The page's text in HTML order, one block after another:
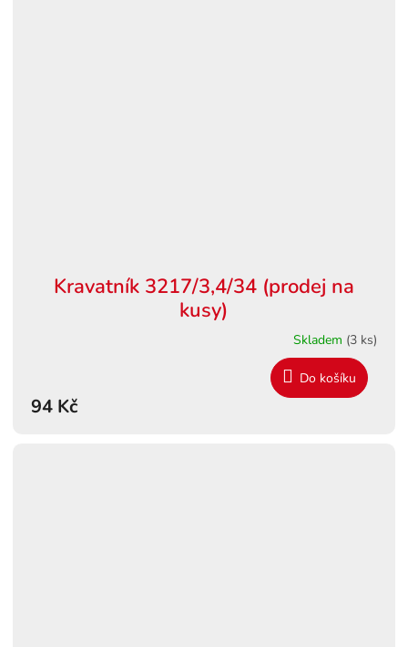
Kravatník 3217/3,4/34 (prodej na
kusy)
Skladem (3 ks)
94 Kč
Do košíku